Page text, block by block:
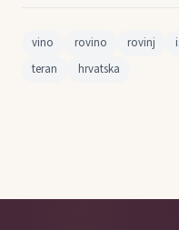
vino rovino rovinj
teran
hrvatska